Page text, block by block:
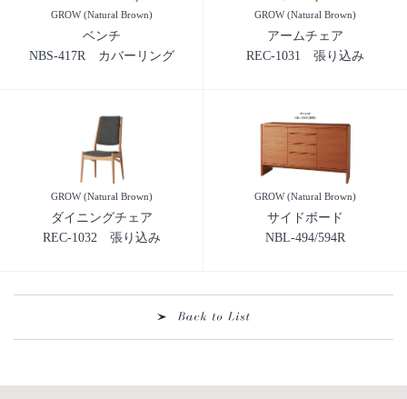
GROW (Natural Brown)
ベンチ
NBS-417R カバーリング
GROW (Natural Brown)
アームチェア
REC-1031 張り込み
GROW (Natural Brown)
ダイニングチェア
REC-1032 張り込み
GROW (Natural Brown)
サイドボード
NBL-494/594R